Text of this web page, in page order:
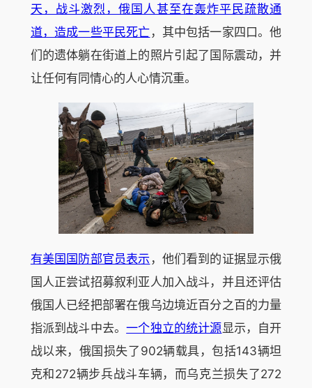
天，战斗激烈，俄国人甚至在轰炸平民疏散通
道，造成一些平民死亡，其中包括一家四口。他
们的遗体躺在街道上的照片引起了国际震动，并
让任何有同情心的人心情沉重。
有美国国防部官员表示，他们看到的证据显示俄
国人正尝试招募叙利亚人加入战斗，并且还评估
俄国人已经把部署在俄乌边境近百分之百的力量
指派到战斗中去。一个独立的统计源显示，自开
战以来，俄国损失了902辆载具，包括143辆坦
克和272辆步兵战斗车辆，而乌克兰损失了272